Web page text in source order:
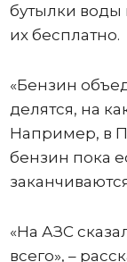
бутылки воды
их бесплатно.
«Бензин
делятся, на
Например, в
бензин пока
«На АЗС
всего», –